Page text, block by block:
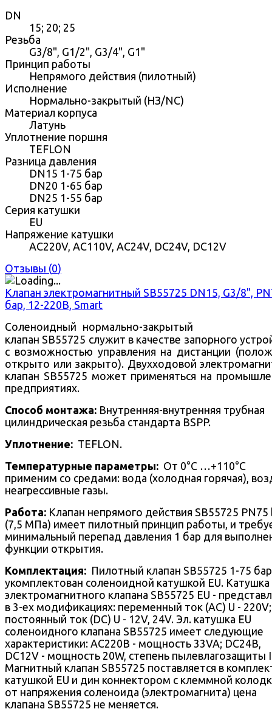
DN
15; 20; 25
Резьба
G3/8", G1/2", G3/4", G1"
Принцип работы
Непрямого действия (пилотный)
Исполнение
Нормально-закрытый (НЗ/NC)
Материал корпуса
Латунь
Уплотнение поршня
TEFLON
Разница давления
DN15 1-75 бар
DN20 1-65 бар
DN25 1-55 бар
Серия катушки
EU
Напряжение катушки
AC220V, AC110V, AC24V, DC24V, DC12V
Отзывы (0)
Клапан электромагнитный SB55725 DN15, G3/8",
бар, 12-220В, Smart
Соленоидный нормально-закрытый
клапан SB55725 служит в качестве запорного
с возможностью управления на дистанции
открыто или закрыто). Двухходовой
клапан SB55725 может применяться на
предприятиях.
Способ монтажа: Внутренняя-внутренняя трубная
цилиндрическая резьба стандарта BSPP.
Уплотнение: TEFLON.
Температурные параметры: От 0°С …+110°С
применим со средами: вода (холодная горячая),
неагрессивные газы.
Работа: Клапан непрямого действия SB55725 PN75
(7,5 МПа) имеет пилотный принцип работы, и
минимальный перепад давления 1 бар для
функции открытия.
Комплектация: Пилотный клапан SB55725 1-75 бар
укомплектован соленоидной катушкой EU. Катушка
электромагнитного клапана SB55725 EU -
в 3-ех модификациях: переменный ток (AC) U - 220V;
постоянный ток (DC) U - 12V, 24V. Эл. катушка EU
соленоидного клапана SB55725 имеет следующие
характеристики: AC220В - мощность 33VA; DC24В,
DC12V - мощность 20W, степень пылевлагозащиты
Магнитный клапан SB55725 поставляется в
катушкой EU и дин коннектором с клеммной
от напряжения соленоида (электромагнита) цена
клапана SB55725 не меняется.